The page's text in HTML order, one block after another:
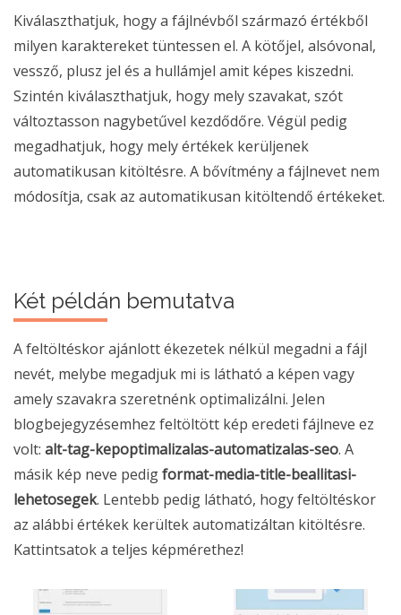
Kiválaszthatjuk, hogy a fájlnévből származó értékből
milyen karaktereket tüntessen el. A kötőjel, alsóvonal,
vessző, plusz jel és a hullámjel amit képes kiszedni.
Szintén kiválaszthatjuk, hogy mely szavakat, szót
változtasson nagybetűvel kezdődőre. Végül pedig
megadhatjuk, hogy mely értékek kerüljenek
automatikusan kitöltésre. A bővítmény a fájlnevet nem
módosítja, csak az automatikusan kitöltendő értékeket.
Két példán bemutatva
A feltöltéskor ajánlott ékezetek nélkül megadni a fájl
nevét, melybe megadjuk mi is látható a képen vagy
amely szavakra szeretnénk optimalizálni. Jelen
blogbejegyzésemhez feltöltött kép eredeti fájlneve ez
volt: alt-tag-kepoptimalizalas-automatizalas-seo. A
másik kép neve pedigformat-media-title-beallitasi-
lehetosegek. Lentebb pedig látható, hogy feltöltéskor
az alábbi értékek kerültek automatizáltan kitöltésre.
Kattintsatok a teljes képmérethez!